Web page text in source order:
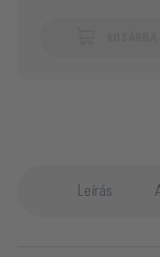
Leírás